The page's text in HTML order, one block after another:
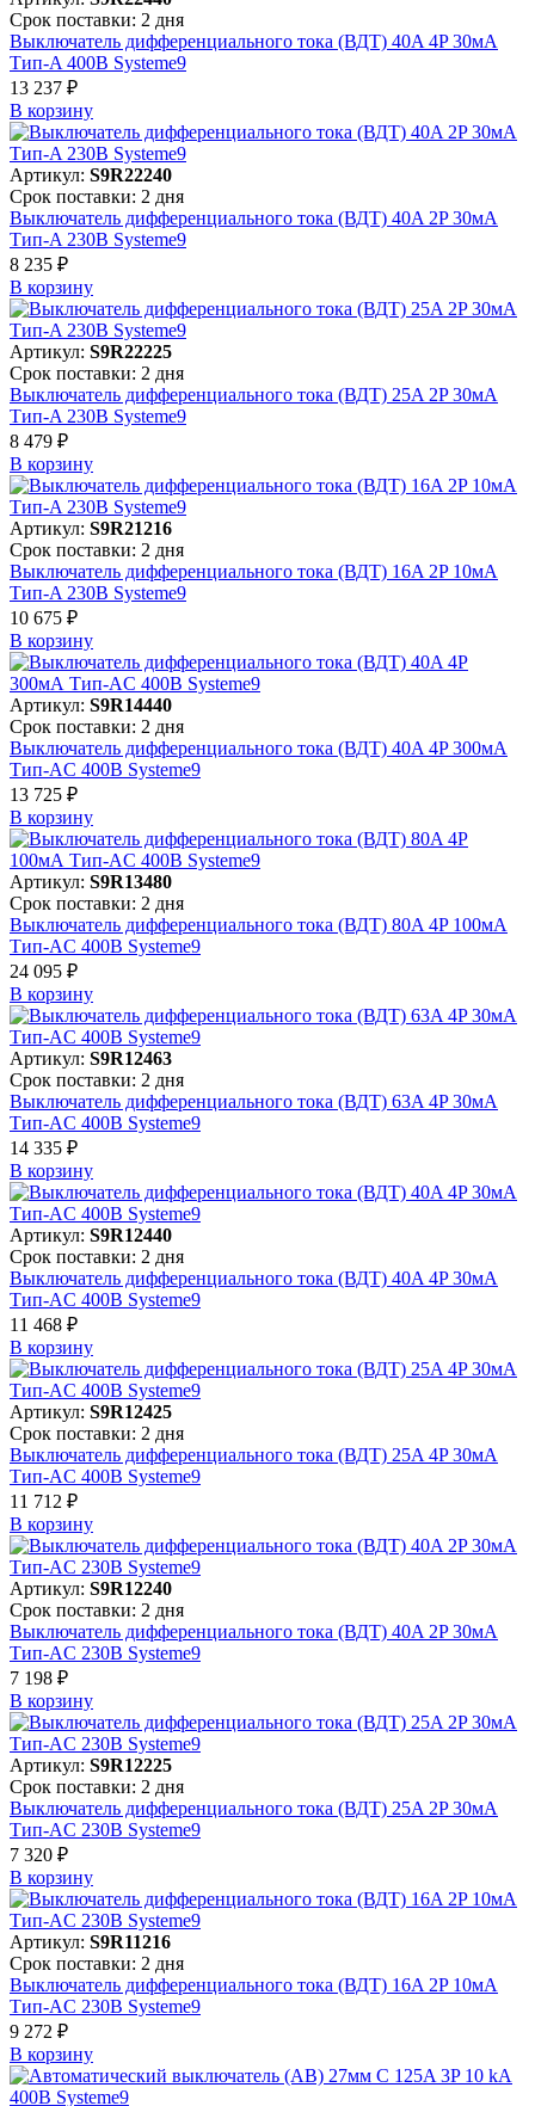
Срок поставки: 2 дня
Выключатель дифференциального тока (ВДТ) 40A 4P 30мА
Тип-A 400В Systeme9
13 237 ₽
В корзинy
Артикул: S9R22240
Срок поставки: 2 дня
Выключатель дифференциального тока (ВДТ) 40A 2P 30мА
Тип-A 230В Systeme9
8 235 ₽
В корзинy
Артикул: S9R22225
Срок поставки: 2 дня
Выключатель дифференциального тока (ВДТ) 25A 2P 30мА
Тип-A 230В Systeme9
8 479 ₽
В корзинy
Артикул: S9R21216
Срок поставки: 2 дня
Выключатель дифференциального тока (ВДТ) 16A 2P 10мА
Тип-A 230В Systeme9
10 675 ₽
В корзинy
Артикул: S9R14440
Срок поставки: 2 дня
Выключатель дифференциального тока (ВДТ) 40A 4P 300мА
Тип-AC 400В Systeme9
13 725 ₽
В корзинy
Артикул: S9R13480
Срок поставки: 2 дня
Выключатель дифференциального тока (ВДТ) 80A 4P 100мА
Тип-AC 400В Systeme9
24 095 ₽
В корзинy
Артикул: S9R12463
Срок поставки: 2 дня
Выключатель дифференциального тока (ВДТ) 63A 4P 30мА
Тип-AC 400В Systeme9
14 335 ₽
В корзинy
Артикул: S9R12440
Срок поставки: 2 дня
Выключатель дифференциального тока (ВДТ) 40A 4P 30мА
Тип-AC 400В Systeme9
11 468 ₽
В корзинy
Артикул: S9R12425
Срок поставки: 2 дня
Выключатель дифференциального тока (ВДТ) 25A 4P 30мА
Тип-AC 400В Systeme9
11 712 ₽
В корзинy
Артикул: S9R12240
Срок поставки: 2 дня
Выключатель дифференциального тока (ВДТ) 40A 2P 30мА
Тип-AC 230В Systeme9
7 198 ₽
В корзинy
Артикул: S9R12225
Срок поставки: 2 дня
Выключатель дифференциального тока (ВДТ) 25A 2P 30мА
Тип-AC 230В Systeme9
7 320 ₽
В корзинy
Артикул: S9R11216
Срок поставки: 2 дня
Выключатель дифференциального тока (ВДТ) 16A 2P 10мА
Тип-AC 230В Systeme9
9 272 ₽
В корзинy